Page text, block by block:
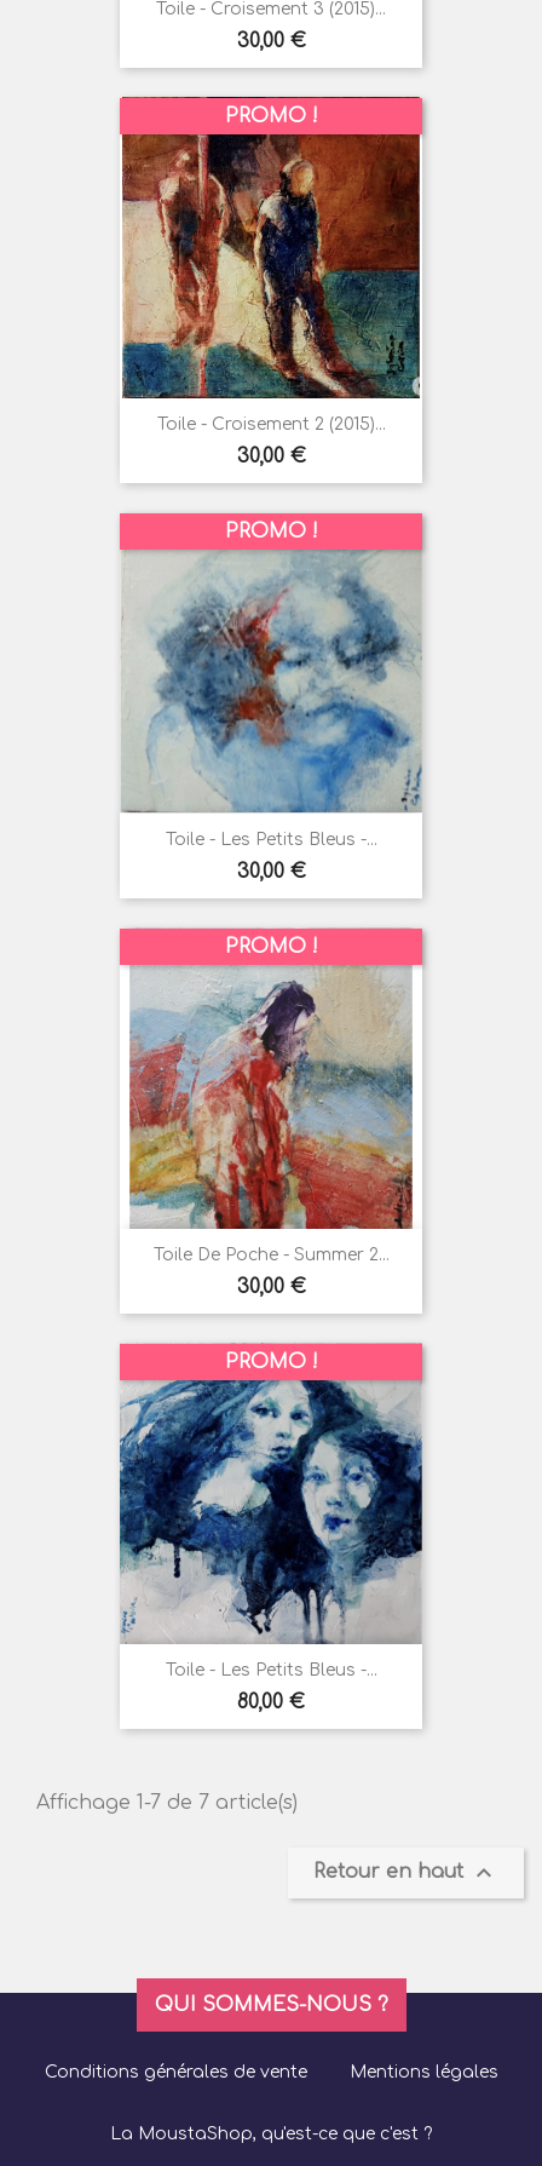
Toile - Croisement 3 (2015)...
Prix
30,00 €
Toile - Croisement 2 (2015)...
Prix
30,00 €
PROMO !
Toile - Les Petits Bleus -...
Prix
30,00 €
PROMO !
Toile De Poche - Summer 2...
Prix
30,00 €
PROMO !
Toile - Les Petits Bleus -...
Prix
80,00 €
PROMO !
Affichage 1-7 de 7 article(s)
Retour en haut 
QUI SOMMES-NOUS ?
Conditions générales de vente Mentions légales
La MoustaShop, qu'est-ce que c'est ?